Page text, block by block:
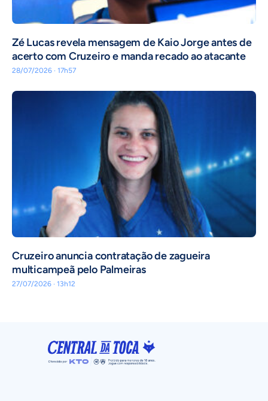
Zé Lucas revela mensagem de Kaio Jorge antes de
acerto com Cruzeiro e manda recado ao atacante
28/07/2026 · 17h57
Cruzeiro anuncia contratação de zagueira
multicampeã pelo Palmeiras
27/07/2026 · 13h12